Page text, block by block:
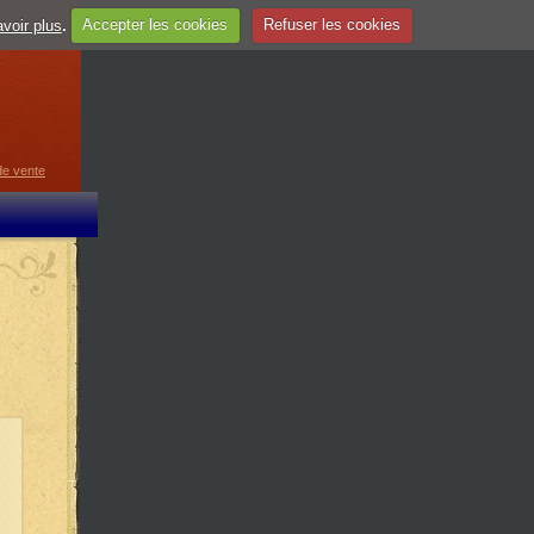
plus. Accepter les cookies Refuser les cookies
▼
vente